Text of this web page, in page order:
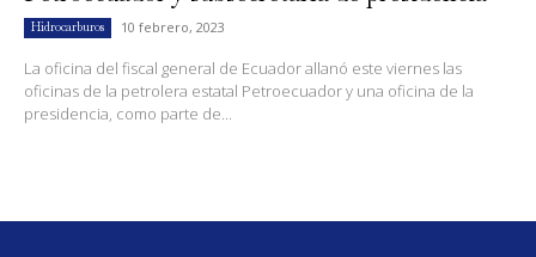
Hidrocarburos 10 febrero, 2023
La oficina del fiscal general de Ecuador allanó este viernes las
oficinas de la petrolera estatal Petroecuador y una oficina de la
presidencia, como parte de...